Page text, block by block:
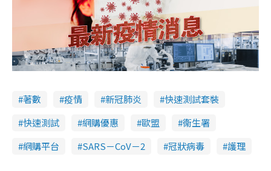
著數 疫情 新冠肺炎
快速測試套裝
快速測試
網購優惠 歐盟
衞生署
網購平台
SARS－CoV－2 冠狀病毒 護理